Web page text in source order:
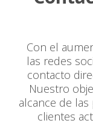
Con el
las redes
contacto
Nuestro
alcance de
clientes